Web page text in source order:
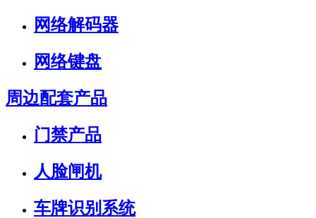
网络解码器
网络键盘
周边配套产品
门禁产品
人脸闸机
车牌识别系统